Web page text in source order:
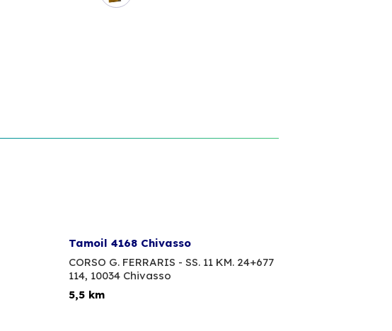
Tamoil 4168 Chivasso
CORSO G. FERRARIS - SS. 11 KM. 24+677
114, 10034 Chivasso
5,5 km